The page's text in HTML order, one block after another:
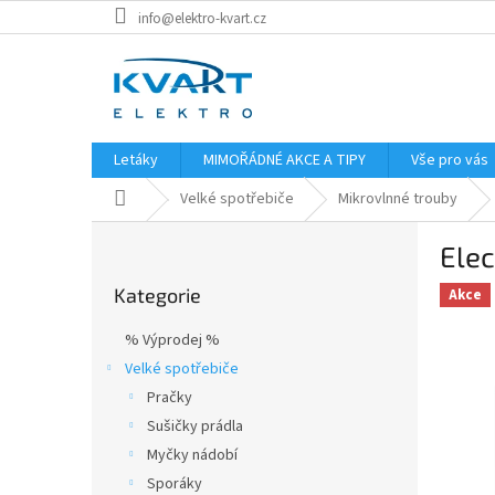
na
info@elektro-kvart.cz
Letáky MIMOŘÁDNÉ AKCE A TIPY Vše pro vás
Domů Velké spotřebiče Mikrovlnné trouby
kategorie
Kategorie
% Výprodej %
Velké spotřebiče
Pračky
Sušičky prádla
Myčky nádobí
Sporáky
Akce